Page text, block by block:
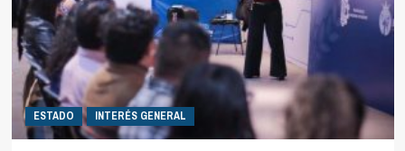
ESTADO INTERÉS GENERAL